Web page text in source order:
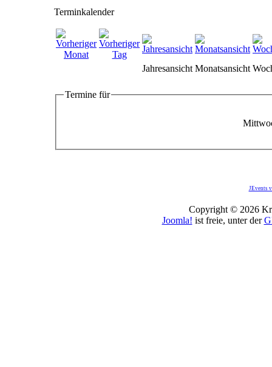
Terminkalender
Jahresansicht Monatsansicht
Termine für
JEvents
Copyright © 2026
Joomla! ist freie, unter der